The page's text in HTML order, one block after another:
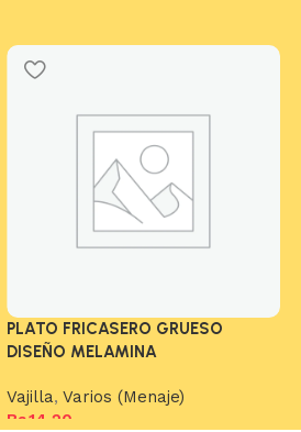
PLATO FRICASERO GRUESO
DISEÑO MELAMINA
Vajilla,Varios (Menaje)
Bs.14,20